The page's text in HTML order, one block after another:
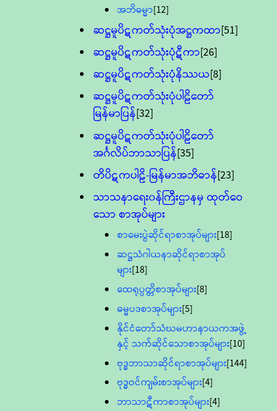
အဘိဓမ္မာ[12]
ဆဋ္ဌမူပိဋကတ်သုံးပုံအဋ္ဌကထာ[51]
ဆဋ္ဌမူပိဋကတ်သုံးပုံဋီကာ[26]
ဆဋ္ဌမူပိဋကတ်သုံးပုံနိဿယ[8]
ဆဋ္ဌမူပိဋကတ်သုံးပုံပါဠိတော်
မြန်မာပြန်[32]
ဆဋ္ဌမူပိဋကတ်သုံးပုံပါဠိတော်
အင်္ဂလိပ်ဘာသာပြန်[35]
တိပိဋကပါဠိ-မြန်မာအဘိဓာန်[23]
သာသနာရေး၀န်ကြီးဌာနမှ ထုတ်ဝေ
သော စာအုပ်များ
စာမေးပွဲဆိုင်ရာစာအုပ်များ[18]
ဆဋ္ဌသံဂါယနာဆိုင်ရာစာအုပ်
များ[18]
ထေရုပ္ပတ္တိစာအုပ်များ[8]
ဓမ္မပဒစာအုပ်များ[5]
နိုင်ငံတော်သံဃမဟာနာယကအဖွဲ့
နှင့် သက်ဆိုင်သောစာအုပ်များ[10]
ဗုဒ္ဓဘာသာဆိုင်ရာစာအုပ်များ[144]
ဗုဒ္ဓဝင်ကျမ်းစာအုပ်များ[4]
ဘာသာဋီကာစာအုပ်များ[4]